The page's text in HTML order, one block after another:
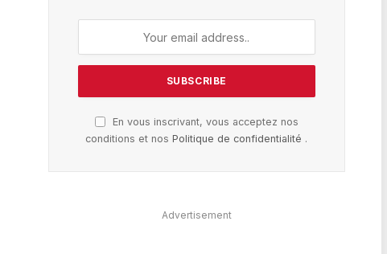
En vous inscrivant, vous acceptez nos
conditions et nosPolitique de confidentialité .
Advertisement